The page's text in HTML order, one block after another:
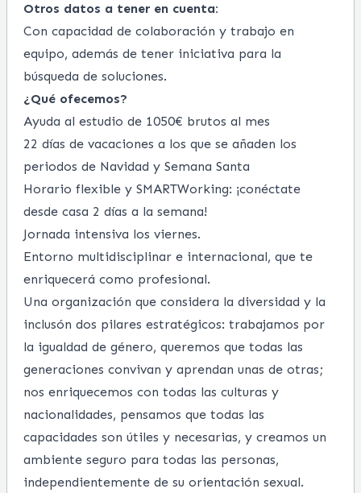
Otros datos a tener en cuenta:
Con capacidad de colaboración y trabajo en
equipo, además de tener iniciativa para la
búsqueda de soluciones.
¿Qué ofecemos?
Ayuda al estudio de 1050€ brutos al mes
22 días de vacaciones a los que se añaden los
periodos de Navidad y Semana Santa
Horario flexible y SMARTWorking: ¡conéctate
desde casa 2 días a la semana!
Jornada intensiva los viernes.
Entorno multidisciplinar e internacional, que te
enriquecerá como profesional.
Una organización que considera la diversidad y la
inclusón dos pilares estratégicos: trabajamos por
la igualdad de género, queremos que todas las
generaciones convivan y aprendan unas de otras;
nos enriquecemos con todas las culturas y
nacionalidades, pensamos que todas las
capacidades son útiles y necesarias, y creamos un
ambiente seguro para todas las personas,
independientemente de su orientación sexual.